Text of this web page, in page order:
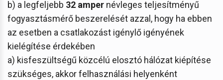
b) a legfeljebb 32 amper névleges teljesítményű
fogyasztásmérő beszerelését azzal, hogy ha ebben
az esetben a csatlakozást igénylő igényének
kielégítése érdekében
a) kisfeszültségű közcélú elosztó hálózat kiépítése
szükséges, akkor felhasználási helyenként